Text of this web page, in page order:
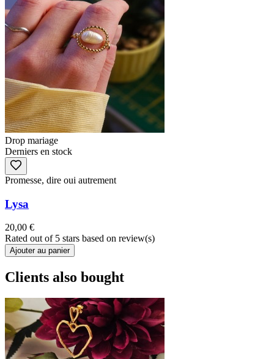
Drop mariage
Derniers en stock
Promesse, dire oui autrement
Lysa
20,00 €
Rated out of 5 stars based on review(s)
Ajouter au panier
Clients also bought